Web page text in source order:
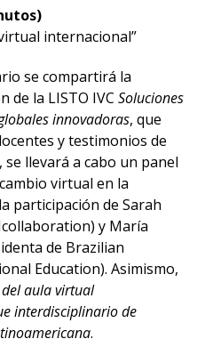
internacional”
se compartirá la
de la LISTO IVC Soluciones
innovadoras, que
y testimonios de
se llevará a cabo un panel
virtual en la
participación de Sarah
y María
de Brazilian
Education). Asimismo,
aula virtual
interdisciplinario de
.